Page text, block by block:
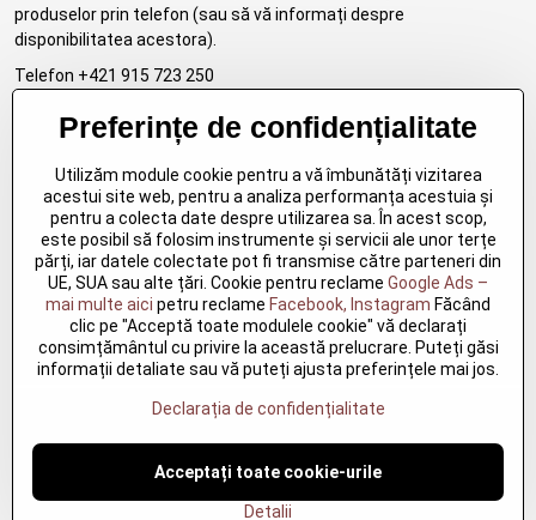
produselor prin telefon (sau să vă informați despre
disponibilitatea acestora).
Telefon +421 915 723 250
Livrare in România
Toate comenzile sunt expediate din depozitul nostru central din
Slovacia. Timpul estimat de livrare pentru România este de 3 – 5
zile lucrătoare.Urmărirea coletului: Imediat ce coletul pleacă de la
noi, veți primi un e-mail cu numărul de AWB pentru a urmări
expediția în timp real.
✨Metode de livrare și Costuri: Livrăm Oriunde în România!
Bucurați-vă de un serviciu rapid și sigur de livrare direct la ușa
Cititi mai mult
©2026Copyright
Preferințe de confidențialitateDeclarația de confidențialitate
Termeni și condiții
Preferințe de confidențialitate
Utilizăm module cookie pentru a vă îmbunătăți vizitarea
acestui site web, pentru a analiza performanța acestuia și
pentru a colecta date despre utilizarea sa. În acest scop,
este posibil să folosim instrumente și servicii ale unor terțe
părți, iar datele colectate pot fi transmise către parteneri din
UE, SUA sau alte țări. Cookie pentru reclame Google Ads –
mai multe aici petru reclame Facebook, Instagram Făcând
clic pe "Acceptă toate modulele cookie" vă declarați
consimțământul cu privire la această prelucrare. Puteți găsi
informații detaliate sau vă puteți ajusta preferințele mai jos.
Declarația de confidențialitate
Detalii
Acceptați toate cookie-urile